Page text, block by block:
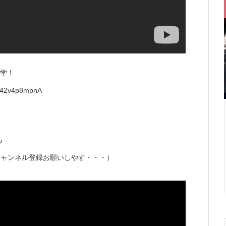
！
ンネル登録お願いしやす・・・）